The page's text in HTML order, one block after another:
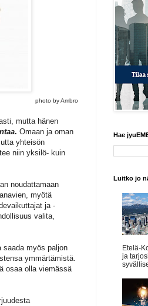
photo by Ambro
mutta hänen
. Omaan ja oman
yhteisön
niin yksilö- kuin
noudattamaan
myötä
ja -
valita,
saada myös paljon
ymmärtämistä.
osaa olla viemässä
Hae
Luitko jo
Etelä-
ja